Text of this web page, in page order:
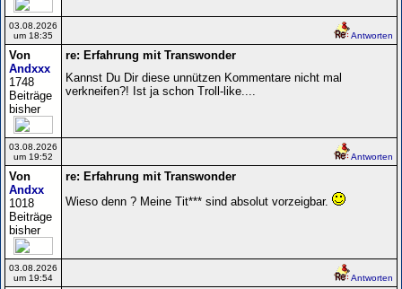
03.08.2026
um 18:35
Antworten
Von
Andxxx
1748
Beiträge
bisher
re: Erfahrung mit Transwonder
Kannst Du Dir diese unnützen Kommentare nicht mal
verkneifen?! Ist ja schon Troll-like....
03.08.2026
um 19:52
Antworten
Von
Andxx
1018
Beiträge
bisher
re: Erfahrung mit Transwonder
Wieso denn ? Meine Tit*** sind absolut vorzeigbar.
03.08.2026
um 19:54
Antworten